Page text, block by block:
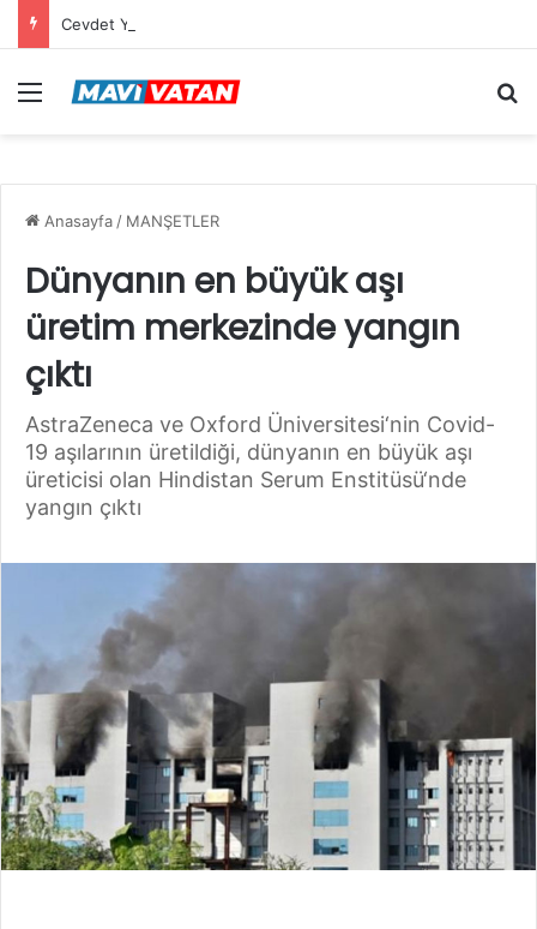
Menü
Anasayfa / MANŞETLER
Dünyanın en büyük aşı
üretim merkezinde yangın
çıktı
AstraZeneca ve Oxford Üniversitesi‘nin Covid-
19 aşılarının üretildiği, dünyanın en büyük aşı
üreticisi olan Hindistan Serum Enstitüsü‘nde
yangın çıktı